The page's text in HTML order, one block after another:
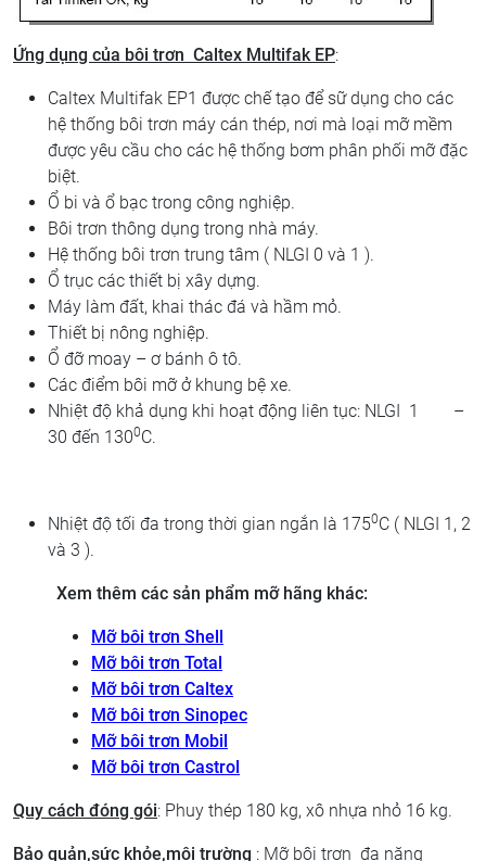
Ứng dụng của bôi trơn Caltex Multifak EP:
Caltex Multifak EP1 được chế tạo để sữ dụng cho các
hệ thống bôi trơn máy cán thép, nơi mà loại mỡ mềm
được yêu cầu cho các hệ thống bơm phân phối mỡ đặc
biệt.
Ổ bi và ổ bạc trong công nghiệp.
Bôi trơn thông dụng trong nhà máy.
Hệ thống bôi trơn trung tâm ( NLGI 0 và 1 ).
Ổ trục các thiết bị xây dựng.
Máy làm đất, khai thác đá và hầm mỏ.
Thiết bị nông nghiệp.
Ổ đỡ moay – ơ bánh ô tô.
Các điểm bôi mỡ ở khung bệ xe.
Nhiệt độ khả dụng khi hoạt động liên tục: NLGI 1 –
30 đến 1300C.
Nhiệt độ tối đa trong thời gian ngắn là 1750C ( NLGI 1, 2
và 3 ).
Xem thêm các sản phẩm mỡ hãng khác:
Mỡ bôi trơn Shell
Mỡ bôi trơn Total
Mỡ bôi trơn Caltex
Mỡ bôi trơn Sinopec
Mỡ bôi trơn Mobil
Mỡ bôi trơn Castrol
Quy cách đóng gói: Phuy thép 180 kg, xô nhựa nhỏ 16 kg.
Bảo quản,sức khỏe,môi trường : Mỡ bôi trơn đa năng